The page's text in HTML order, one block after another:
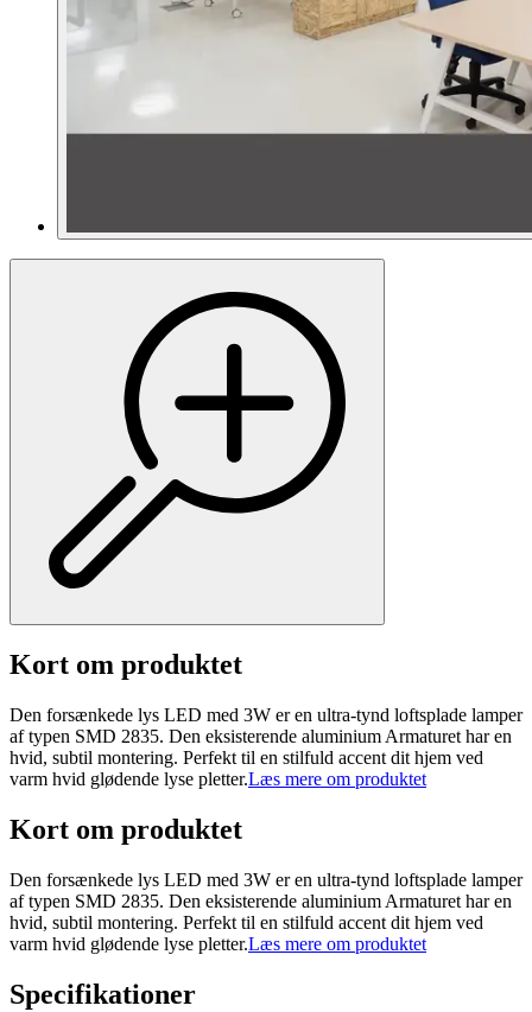
Kort om produktet
Den forsænkede lys LED med 3W er en ultra-tynd loftsplade lamper
af typen SMD 2835. Den eksisterende aluminium Armaturet har en
hvid, subtil montering. Perfekt til en stilfuld accent dit hjem ved
varm hvid glødende lyse pletter.Læs mere om produktet
Kort om produktet
Den forsænkede lys LED med 3W er en ultra-tynd loftsplade lamper
af typen SMD 2835. Den eksisterende aluminium Armaturet har en
hvid, subtil montering. Perfekt til en stilfuld accent dit hjem ved
varm hvid glødende lyse pletter.Læs mere om produktet
Specifikationer